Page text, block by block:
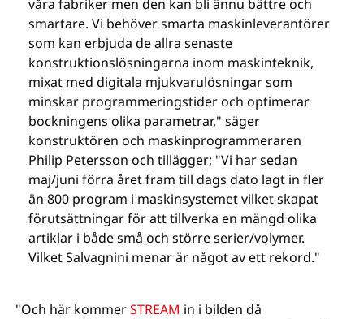
våra fabriker men den kan bli ännu bättre och
smartare. Vi behöver smarta maskinleverantörer
som kan erbjuda de allra senaste
konstruktionslösningarna inom maskinteknik,
mixat med digitala mjukvarulösningar som
minskar programmeringstider och optimerar
bockningens olika parametrar," säger
konstruktören och maskinprogrammeraren
Philip Petersson och tillägger; "Vi har sedan
maj/juni förra året fram till dags dato lagt in fler
än 800 program i maskinsystemet vilket skapat
förutsättningar för att tillverka en mängd olika
artiklar i både små och större serier/volymer.
Vilket Salvagnini menar är något av ett rekord."
"Och här kommerSTREAM in i bilden då